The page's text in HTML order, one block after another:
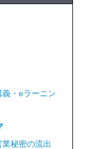
・eラーニン
秘密の流出